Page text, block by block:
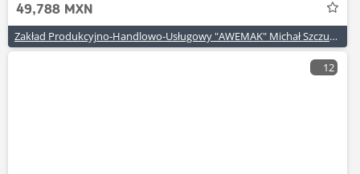
49,788 MXN
Zakład Produkcyjno-Handlowo-Usługowy "AWEMAK" Michał Szczuraszek
12